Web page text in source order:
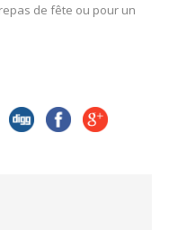
de fête ou pour un